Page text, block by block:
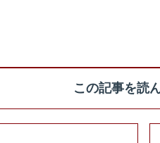
この記事を読